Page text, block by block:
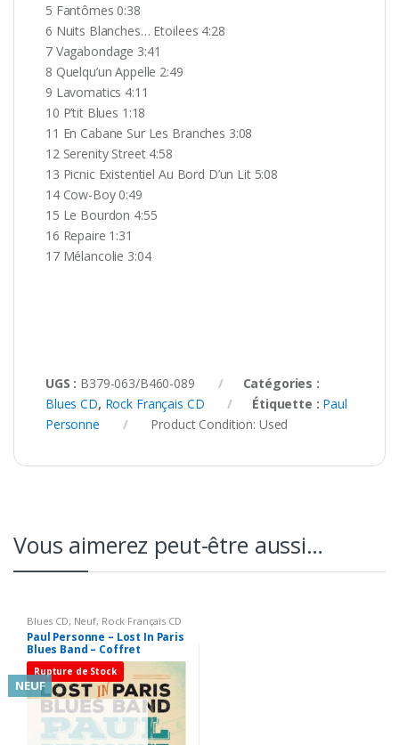
5 Fantômes 0:38
6 Nuits Blanches… Etoilees 4:28
7 Vagabondage 3:41
8 Quelqu’un Appelle 2:49
9 Lavomatics 4:11
10 P’tit Blues 1:18
11 En Cabane Sur Les Branches 3:08
12 Serenity Street 4:58
13 Picnic Existentiel Au Bord D’un Lit 5:08
14 Cow-Boy 0:49
15 Le Bourdon 4:55
16 Repaire 1:31
17 Mélancolie 3:04
UGS : B379-063/B460-089
Catégories :
Blues CD, Rock Français CD Étiquette : Paul
Personne
Product Condition: Used
Vous aimerez peut-être aussi…
Blues CD, Neuf, Rock Français CD
Paul Personne – Lost In Paris
Blues Band – Coffret
Digipack CD + DVD Neuf
sous Blister
Rupture de Stock
NEUF